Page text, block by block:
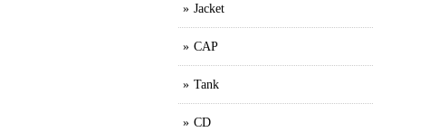
Jacket
CAP
Tank
CD